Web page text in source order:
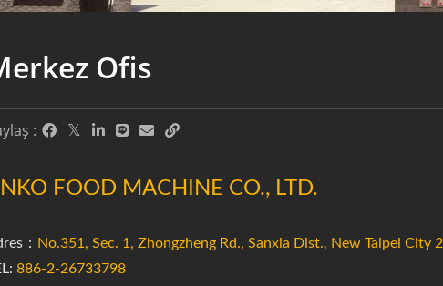
Ofis
:
FOOD MACHINE CO., LTD.
： No.351, Sec. 1, Zhongzheng Rd., Sanxia Dist., New Taipei City
886-2-26733798